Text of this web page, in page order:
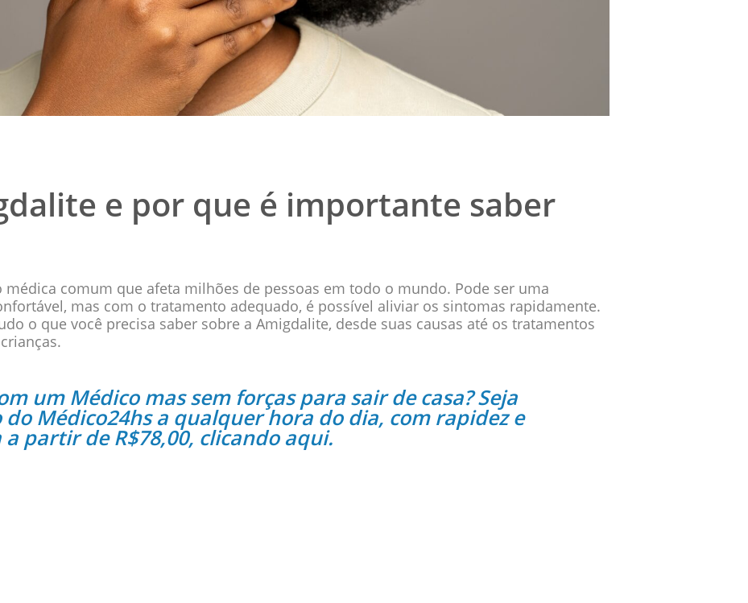
e por que é importante saber
comum que afeta milhões de pessoas em todo o mundo. Pode ser uma
mas com o tratamento adequado, é possível aliviar os sintomas rapidamente.
o que você precisa saber sobre a Amigdalite, desde suas causas até os tratamentos
um Médico mas sem forças para sair de casa? Seja
Médico24hs a qualquer hora do dia, com rapidez e
partir de R$78,00, clicando aqui.